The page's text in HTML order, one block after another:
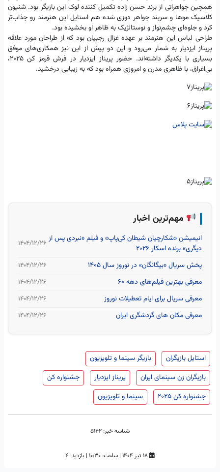
همچین جواهراتی از برند حسن زاده تکمیل کننده لوک این بازیگر بود. شنیون
کلاسیک موها و سربند جواهر دوزی شده هم استایل این هنرمند رو جذاب‌تر
کرد و جلوه‌ای چشم‌نواز و نوستالژیک به ظاهر او بخشیده بود.
طراحی لباس این هنرمند بر عهده غزال رجبیان بود که از طراحان مورد علاقه
پریناز ایزدیار به شمار می‌رود و این دو پیش از این نیز همکاری‌های موفق
بسیاری با یکدیگر داشته‌اند. حضور پریناز ایزدیار در فرش قرمز کن ۲۰۲۵،
بی‌اغراق، با ظاهری مدرن و امروزی همراه بود که به زیبایی درخشید.
مهم‌ترین اخبار
انیمیشن «شکارچیان شیطان کی‌پاپ» و فیلم «نبردی پس از
دیگری» برنده اسکار 2026
۱۴۰۴/۱۲/۲۶
پخش سریال «بیگانگان» در نوروز سال ۱۴۰۵ ۱۴۰۴/۱۲/۲۶
معرفی بهترین فیلم‌های دهه ۶۰ ۱۴۰۴/۱۲/۲۶
معرفی سریال برای ایام تعطیلات نوروز ۱۴۰۴/۱۲/۲۶
معرفی مکان های گردشگری ایران ۱۴۰۴/۱۲/۲۶
استایل بازیگران
بازیگر سینما و تلویزیون
بازیگران زن سینمای ایران
پریناز ایزدیار
جشنواره کن
جشنواره کن 2025
سینما و تلویزیون
شناسه خبر:
| ساعت: ۱۰:۳۰ | بازدید: 4